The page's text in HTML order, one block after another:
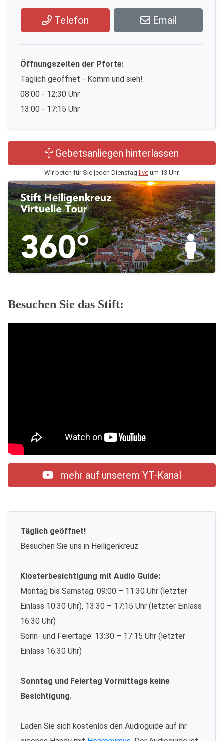
Telefon Email
Öffnungszeiten der Pforte:
Täglich geöffnet - Komm und sieh!
08:00 - 12:30 Uhr
13:00 - 17:15 Uhr
Gebetsanliegen hinterlassen
Wir beten für Sie jeden Dienstag liveum 13 Uhr.
Besuchen Sie das Stift:
mehr auf unserem YT-Kanal
Täglich geöffnet!
Besuchen Sie uns in Heiligenkreuz
Klosterbesichtigung mit Audio Guide:
Montag bis Samstag: 09:00 – 11:30 Uhr (letzter
Einlass 10:30 Uhr), 13:30 – 17:15 Uhr (letzter Einlass
16:30 Uhr)
Sonn- und Feiertage: 13:30 – 17:15 Uhr (letzter
Einlass 16:30 Uhr)
Sonntag und Feiertag Vormittags keine
Besichtigung.
Laden Sie sich kostenlos den Audioguide auf ihr